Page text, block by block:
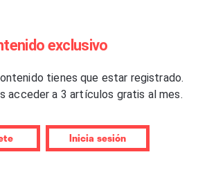
del éxito comercial de
1989, no fue hasta 2010 cuando
para componer la banda sonora
tres de sus películas. Pero fue el
suyo, Andy, en 2016, el que
exclusivo
tienes que estar registrado.
acceder a 3 artículos gratis al mes.
Inicia sesión